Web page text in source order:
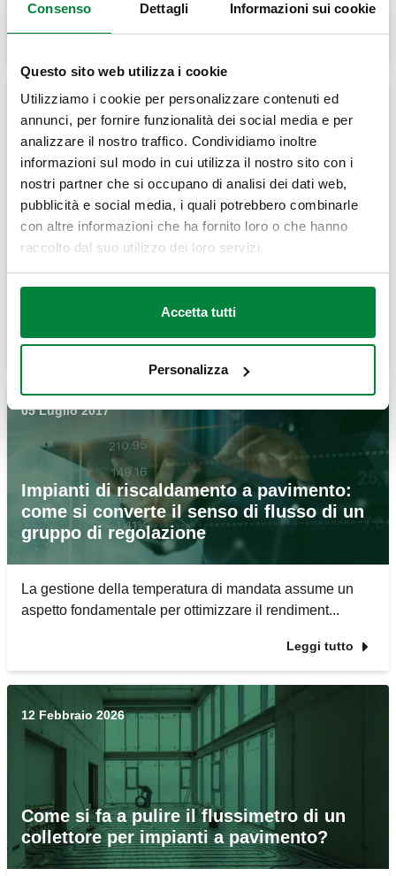
Consenso Dettagli Informazioni sui cookie
Questo sito web utilizza i cookie
Utilizziamo i cookie per personalizzare contenuti ed
annunci, per fornire funzionalità dei social media e per
analizzare il nostro traffico. Condividiamo inoltre
informazioni sul modo in cui utilizza il nostro sito con i
nostri partner che si occupano di analisi dei dati web,
pubblicità e social media, i quali potrebbero combinarle
con altre informazioni che ha fornito loro o che hanno
raccolto dal suo utilizzo dei loro servizi.
Accetta tutti
Personalizza
Leggi tutto
01 Marzo 2022
Le risposte al webinar "Componenti e
schemi per impianti a pompa di calore
aria-acqua"
Abbiamo raccolto e suddiviso per argomenti le domande
che ci avete posto durante il webinar "Co...
Leggi tutto
05 Luglio 2017
Impianti di riscaldamento a pavimento:
come si converte il senso di flusso di un
gruppo di regolazione
La gestione della temperatura di mandata assume un
aspetto fondamentale per ottimizzare il rendiment...
Leggi tutto
12 Febbraio 2026
Come si fa a pulire il flussimetro di un
collettore per impianti a pavimento?